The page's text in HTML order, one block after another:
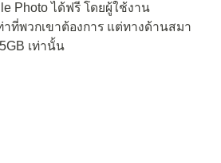
Photo ได้ฟรี โดยผู้ใช้งาน
ที่พวกเขาต้องการ แต่ทางด้านสมา
เท่านั้น